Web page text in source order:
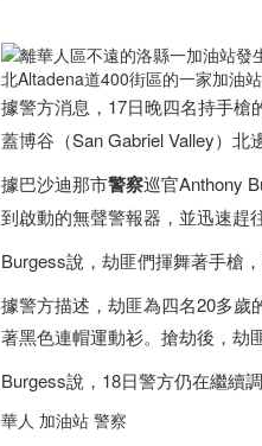
北Altadena道400街區的一家加油站
據警方消息，17日晚四名持手槍
蓋博谷（San Gabriel Valley）北
據巴沙迪那市警察巡官Anthony
到啟動的無聲警報器，並迅速趕
Burgess說，劫匪們揮舞著手槍
據警方描述，劫匪為四名20多歲
著黑色連帽運動衫。搶劫後，劫
Burgess說，18日警方仍在繼續
華人 加油站 警察